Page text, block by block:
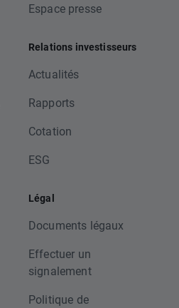
Espace presse
Relations investisseurs
Actualités
Rapports
Cotation
ESG
Légal
Documents légaux
Effectuer un
signalement
Politique de